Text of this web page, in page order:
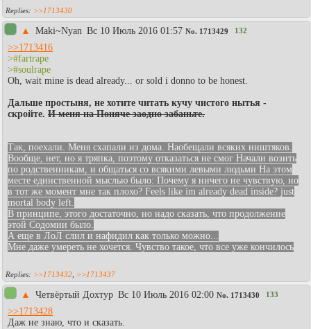
>>1713430
▲ Maki~Nyan Вc 10 Июль 2016 01:57 No. 1713429 132
>>1713416
>#fartrape
>#soulrape
Oh, wait mine is dead already... or sold i donno to be honest.
Дальше простыня, не хотите читать кучу чистого нытья -
скройте. И меня на Поняче заодно забаньте.
Так, поехали. Меня схапали из дома. Наобещали всяких ништяков.
Вообще, нет, но я тряпка, поэтому отказаться не смог Начали возить
по родственникам, и общаться со всякими левыми людьми На этом
месте единственной мыслью было: Почему я ничего не чувствую, но
в тот же момент мне так плохо? Feels like im already dead inside? just
mortal body left.
В принципе, этого достаточно, но надо сказать, что продолжение
этой Содомии было.
А еще в ЛоЛ слил и нафидил как только можно...
Мне даже умереть не хочется. Чувство такое, что все уже кончилось
>>1713432 >>1713437
▲ Четвёртый Дохтур Вc 10 Июль 2016 02:00 No. 1713430 133
>>1713428
Даж не знаю, что и сказать.